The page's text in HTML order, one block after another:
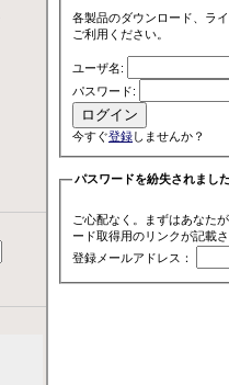
各製品のダウンロード、ラ
ご利用ください。
ユーザ名:
パスワード:
今すぐ登録しませんか？
パスワードを紛失されまし
ご心配なく。まずはあなた
ード取得用のリンクが記載
登録メールアドレス：